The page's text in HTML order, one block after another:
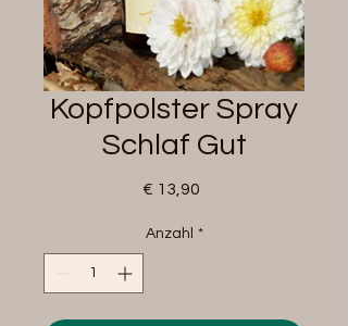
Kopfpolster Spray
Schlaf Gut
€ 13,90
Anzahl *